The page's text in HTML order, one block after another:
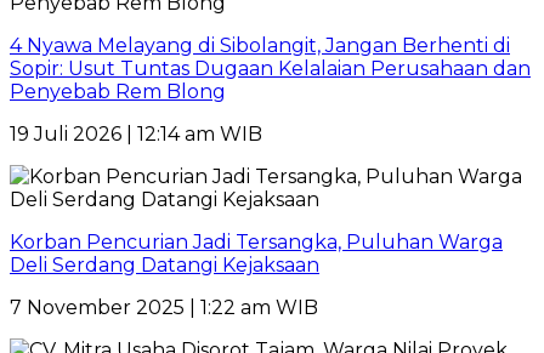
4 Nyawa Melayang di Sibolangit, Jangan Berhenti di
Sopir: Usut Tuntas Dugaan Kelalaian Perusahaan dan
Penyebab Rem Blong
19 Juli 2026 | 12:14 am WIB
Korban Pencurian Jadi Tersangka, Puluhan Warga
Deli Serdang Datangi Kejaksaan
7 November 2025 | 1:22 am WIB